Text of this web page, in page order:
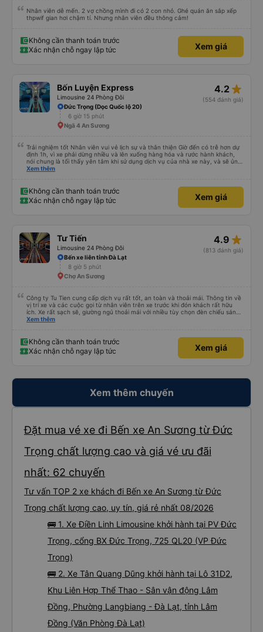
Nhân viên dễ mến. 2 vợ chồng mình đi có 2 con nhỏ. Ghé quán ăn sắp xếp
thpwif gian hơi chậm tí. Nhưng nhân viên đều thông cảm!
Không cần thanh toán trước
Xác nhận chỗ ngay lập tức
Xem giá
Bốn Luyện Express
Limousine 24 Phòng Đôi
4.2 star_rate
(554 đánh giá)
Đức Trọng (Dọc Quốc lộ 20)
6 giờ 15 phút
Ngã 4 An Sương
Trải nghiệm tốt Nhân viên vui vẻ lịch sự và thân thiện Giờ đến có trễ hơn dự
định 1h, vì xe phải dừng nhiều và lên xuống hàng hóa và rước hành khách,
nói chung là tối thấy yên tâm khi sử dụng dịch vụ của nhà xe này, và sẽ ủng
hộ và giới thiệu cho người thân sử dụng dịch vụ của nhà xe này
Xem thêm
Không cần thanh toán trước
Xác nhận chỗ ngay lập tức
Xem giá
Tư Tiến
Limousine 24 Phòng Đôi
4.9 star_rate
(813 đánh giá)
Bến xe liên tỉnh Đà Lạt
8 giờ 5 phút
Chợ An Sương
Công ty Tu Tien cung cấp dịch vụ rất tốt, an toàn và thoải mái. Thông tin về
vị trí xe và các cuộc gọi từ nhân viên trên xe trước khi đón khách rất hữu
ích. Xe rất sạch sẽ, giường ngủ thoải mái với nhiều tùy chọn đèn chiếu sáng
và cổng USB được đặt ở vị trí thuận tiện. Nhân viên rất lịch sự và xe đến
Xem thêm
Không cần thanh toán trước
Xác nhận chỗ ngay lập tức
Xem giá
Xem thêm chuyến
Đặt mua vé xe đi Bến xe An Sương từ Đức
Trọng chất lượng cao và giá vé ưu đãi
nhất: 62 chuyến
Tư vấn TOP 2 xe khách đi Bến xe An Sương từ Đức
Trọng chất lượng cao, uy tín, giá rẻ nhất 08/2026
🚌 1. Xe Điền Linh Limousine khởi hành tại PV Đức
Trọng, cổng BX Đức Trọng, 725 QL20 (VP Đức
Trọng)
🚌 2. Xe Tân Quang Dũng khởi hành tại Lô 31D2,
Khu Liên Hợp Thể Thao - Sân vận động Lâm
Đồng, Phường Langbiang - Đà Lạt, tỉnh Lâm
Đồng (Văn Phòng Đà Lạt)